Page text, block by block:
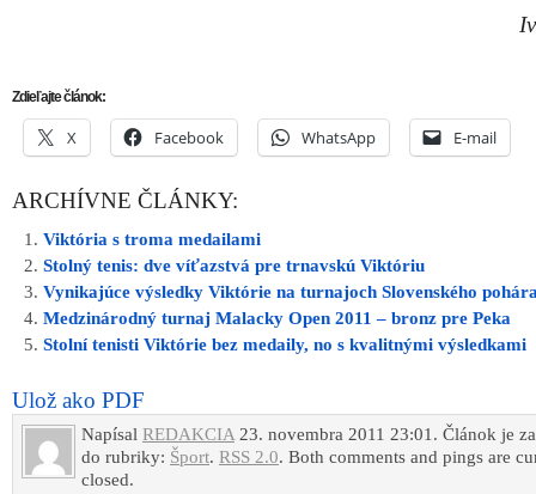
Zdieľajte článok:
X Facebook WhatsApp E-mail
ARCHÍVNE ČLÁNKY:
Viktória s troma medailami
Stolný tenis: dve víťazstvá pre trnavskú Viktóriu
Vynikajúce výsledky Viktórie na turnajoch Slovenského
Medzinárodný turnaj Malacky Open 2011 – bronz pre Peka
Stolní tenisti Viktórie bez medaily, no s kvalitnými výsledkami
Ulož ako PDF
Napísal REDAKCIA23. novembra 2011 23:01. Článok je
do rubriky: Šport. RSS 2.0. Both comments and pings are
closed.